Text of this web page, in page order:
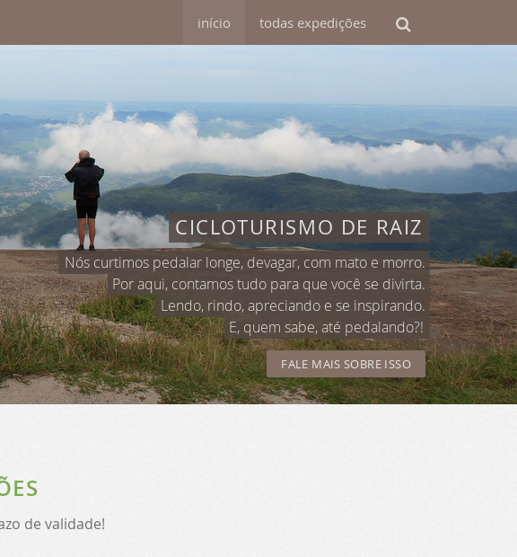
início todas expedições
CICLOTURISMO DE RAIZ
Nós curtimos pedalar longe, devagar, com mato e morro.
Por aqui, contamos tudo para que você se divirta.
Lendo, rindo, apreciando e se inspirando.
E, quem sabe, até pedalando?!
FALE MAIS SOBRE ISSO
de validade!